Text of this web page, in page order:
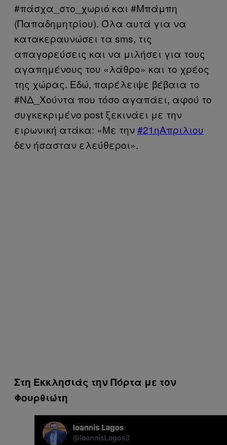
#πάσχα_στο_χωριό και #Μπάμπη
(Παπαδημητρίου). Όλα αυτά για να
κατακεραυνώσει τα sms, τις
απαγορεύσεις και να μιλήσει για τους
αγαπημένους του «λάθρο» και το χρέος
της χώρας. Εδώ, παρέλειψε βέβαια το
#ΝΔ_Χούντα που τόσο αγαπάει, αφού το
συγκεκριμένο post ξεκινάει με την
ειρωνική ατάκα: «Με την #21ηΑπριλιου
δεν ήσασταν ελεύθεροι».
Στη Εκκλησιάς την Πόρτα με τον
Φουρθιώτη